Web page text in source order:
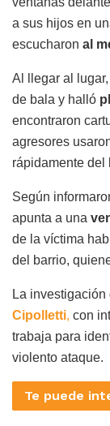
a sus hijos en
escucharon al
Al llegar al
de bala y halló
encontraron
agresores
rápidamente del
Según
apunta a una
de la víctima
del barrio,
La
Cipolletti, con
trabaja para
violento ataque.
Te puede